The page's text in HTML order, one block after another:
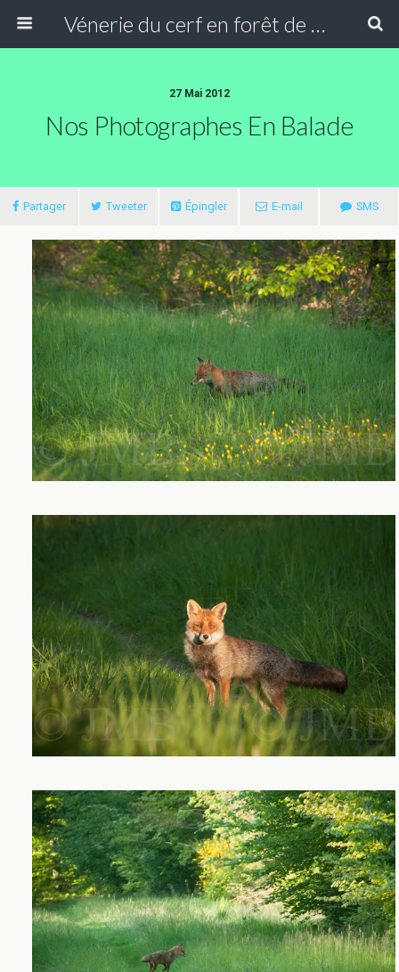
Vénerie du cerf en forêt de Compiègne
27 Mai 2012
Nos Photographes En Balade
Partager Tweeter Épingler E-mail SMS